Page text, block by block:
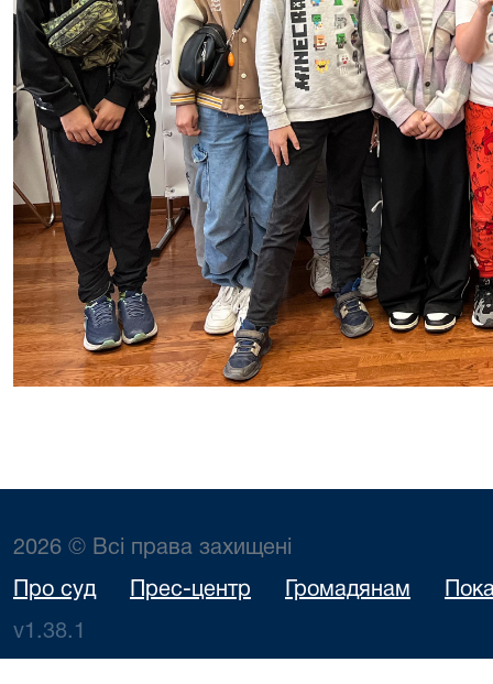
2026 © Всі права захищені
Про суд Прес-центр Громадянам
v1.38.1